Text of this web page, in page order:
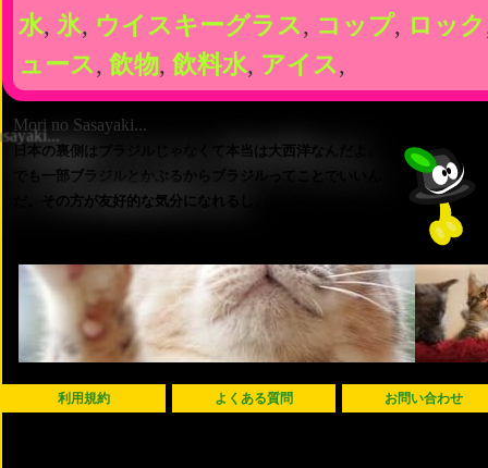
水, 氷, ウイスキーグラス, コップ, ロック
ュース, 飲物, 飲料水, アイス,
Mori no Sasayaki...
日本の裏側はブラジルじゃなくて本当は大西洋なんだよ。
でも一部ブラジルとかぶるからブラジルってことでいいん
だ。その方が友好的な気分になれるし。
利用規約 よくある質問 お問い合わせ